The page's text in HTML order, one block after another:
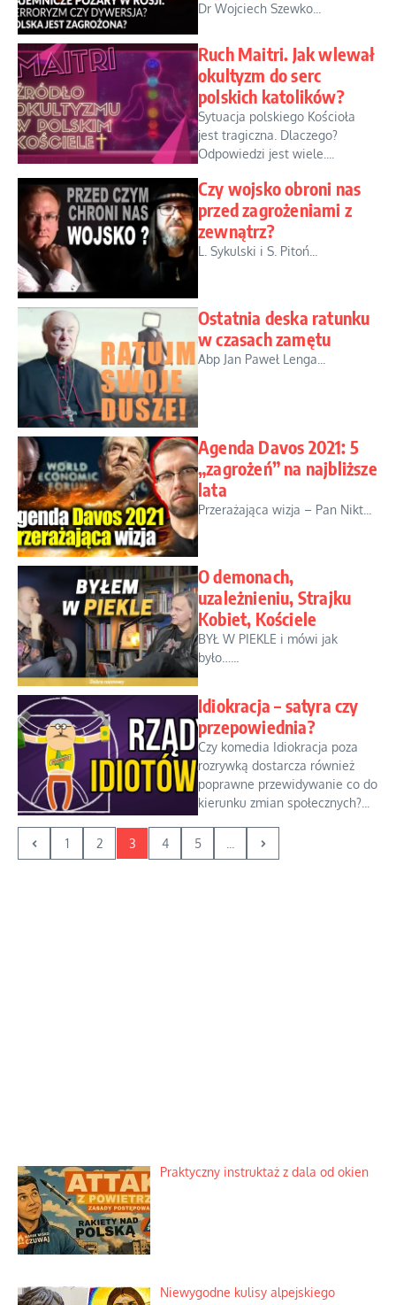
Dr Wojciech Szewko...
Ruch Maitri. Jak wlewał
okultyzm do serc
polskich katolików?
Sytuacja polskiego Kościoła
jest tragiczna. Dlaczego?
Odpowiedzi jest wiele....
Czy wojsko obroni nas
przed zagrożeniami z
zewnątrz?
L. Sykulski i S. Pitoń...
Ostatnia deska ratunku
w czasach zamętu
Abp Jan Paweł Lenga...
Agenda Davos 2021: 5
„zagrożeń” na najbliższe
lata
Przerażająca wizja – Pan Nikt...
O demonach,
uzależnieniu, Strajku
Kobiet, Kościele
BYŁ W PIEKLE i mówi jak
było…...
Idiokracja – satyra czy
przepowiednia?
Czy komedia Idiokracja poza
rozrywką dostarcza również
poprawne przewidywanie co do
kierunku zmian społecznych?...
1 2 3 4 5
Praktyczny instruktaż z dala od okien
Niewygodne kulisy alpejskiego